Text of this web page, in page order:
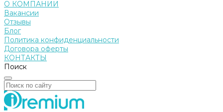
О КОМПАНИИ
Вакансии
Отзывы
Блог
Политика конфиденциальности
Договора оферты
КОНТАКТЫ
Поиск